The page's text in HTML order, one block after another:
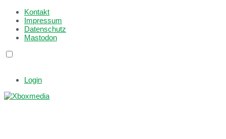
Kontakt
Impressum
Datenschutz
Mastodon
Login